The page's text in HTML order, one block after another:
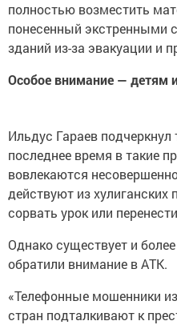
полностью возместить
понесенный экстренными
зданий из-за эвакуации и
Особое внимание — детям
Ильдус Гараев
последнее время в такие
вовлекаются
действуют из
сорвать урок или
Однако существует и
обратили внимание в АТК.
«Телефонные мошенники
стран подталкивают к